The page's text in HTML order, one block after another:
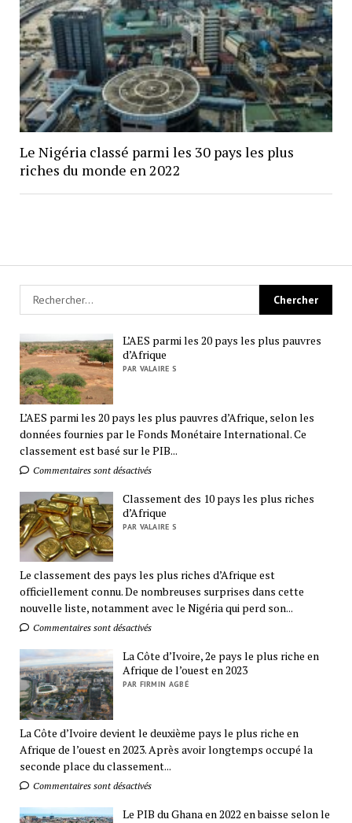
Le Nigéria classé parmi les 30 pays les plus
riches du monde en 2022
L’AES parmi les 20 pays les plus pauvres
d’Afrique
PAR VALAIRE S
L’AES parmi les 20 pays les plus pauvres d’Afrique, selon les
données fournies par le Fonds Monétaire International. Ce
classement est basé sur le PIB...
Commentaires sont désactivés
Classement des 10 pays les plus riches
d’Afrique
PAR VALAIRE S
Le classement des pays les plus riches d’Afrique est
officiellement connu. De nombreuses surprises dans cette
nouvelle liste, notamment avec le Nigéria qui perd son...
Commentaires sont désactivés
La Côte d’Ivoire, 2e pays le plus riche en
Afrique de l’ouest en 2023
PAR FIRMIN AGBÉ
La Côte d’Ivoire devient le deuxième pays le plus riche en
Afrique de l’ouest en 2023. Après avoir longtemps occupé la
seconde place du classement...
Commentaires sont désactivés
Le PIB du Ghana en 2022 en baisse selon le